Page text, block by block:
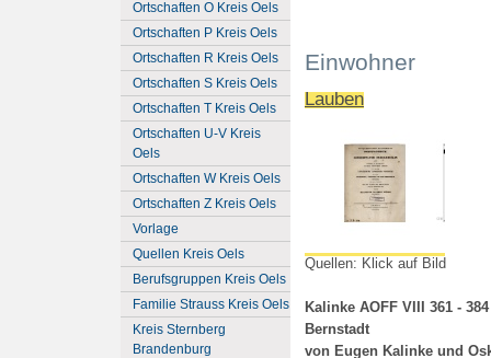
Ortschaften O Kreis Oels
Ortschaften P Kreis Oels
Ortschaften R Kreis Oels
Ortschaften S Kreis Oels
Ortschaften T Kreis Oels
Ortschaften U-V Kreis
Oels
Ortschaften W Kreis Oels
Ortschaften Z Kreis Oels
Vorlage
Quellen Kreis Oels
Berufsgruppen Kreis Oels
Familie Strauss Kreis Oels
Kreis Sternberg
Brandenburg
Einwohner
Lauben
Quellen: Klick auf Bild
Kalinke AOFF VIII 361 -
Bernstadt
von Eugen Kalinke und